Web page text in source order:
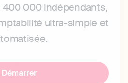
400 000 indépendants,
ultra-simple et
Démarrer